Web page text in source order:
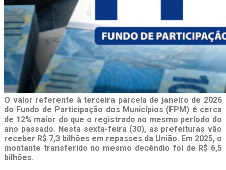
O valor referente à terceira parcela de janeiro de 2026
do Fundo de Participação dos Municípios (FPM) é cerca
de 12% maior do que o registrado no mesmo período do
ano passado. Nesta sexta-feira (30), as prefeituras vão
receber R$ 7,3 bilhões em repasses da União. Em 2025, o
montante transferido no mesmo decêndio foi de R$ 6,5
bilhões.